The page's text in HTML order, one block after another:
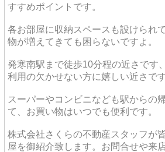
すすめポイントです。
各お部屋に収納スペースも設けられ
物が増えてきても困らないですよ。
発寒南駅まで徒歩10分程の近さです
利用の欠かせない方に嬉しい近さです
スーパーやコンビニなども駅からの
て、お買い物はいつでも便利です。
株式会社さくらの不動産スタッフが
屋を御紹介致します。お問合せや来